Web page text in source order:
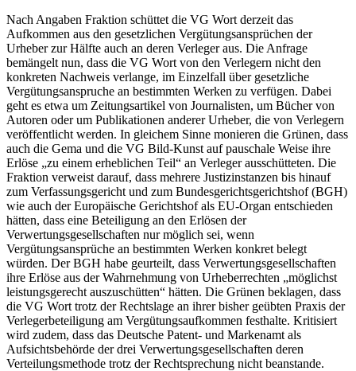
Nach Angaben Fraktion schüttet die VG Wort derzeit das
Aufkommen aus den gesetzlichen Vergütungsansprüchen der
Urheber zur Hälfte auch an deren Verleger aus. Die Anfrage
bemängelt nun, dass die VG Wort von den Verlegern nicht den
konkreten Nachweis verlange, im Einzelfall über gesetzliche
Vergütungsanspruche an bestimmten Werken zu verfügen. Dabei
geht es etwa um Zeitungsartikel von Journalisten, um Bücher von
Autoren oder um Publikationen anderer Urheber, die von Verlegern
veröffentlicht werden. In gleichem Sinne monieren die Grünen, dass
auch die Gema und die VG Bild-Kunst auf pauschale Weise ihre
Erlöse „zu einem erheblichen Teil“ an Verleger ausschütteten. Die
Fraktion verweist darauf, dass mehrere Justizinstanzen bis hinauf
zum Verfassungsgericht und zum Bundesgerichtsgerichtshof (BGH)
wie auch der Europäische Gerichtshof als EU-Organ entschieden
hätten, dass eine Beteiligung an den Erlösen der
Verwertungsgesellschaften nur möglich sei, wenn
Vergütungsansprüche an bestimmten Werken konkret belegt
würden. Der BGH habe geurteilt, dass Verwertungsgesellschaften
ihre Erlöse aus der Wahrnehmung von Urheberrechten „möglichst
leistungsgerecht auszuschütten“ hätten. Die Grünen beklagen, dass
die VG Wort trotz der Rechtslage an ihrer bisher geübten Praxis der
Verlegerbeteiligung am Vergütungsaufkommen festhalte. Kritisiert
wird zudem, dass das Deutsche Patent- und Markenamt als
Aufsichtsbehörde der drei Verwertungsgesellschaften deren
Verteilungsmethode trotz der Rechtsprechung nicht beanstande.